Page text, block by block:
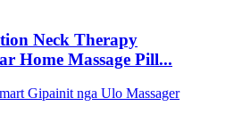
Neck Therapy
Home Massage Pill...